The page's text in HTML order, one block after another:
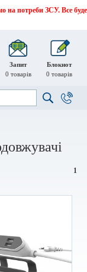
на потреби ЗСУ. Все буде
Запит
0 товарів
Блокнот
0 товарів
1